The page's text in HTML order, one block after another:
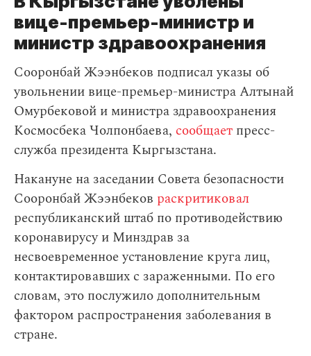
вице-премьер-министр и
министр здравоохранения
Сооронбай Жээнбеков подписал указы об
увольнении вице-премьер-министра Алтынай
Омурбековой и министра здравоохранения
Космосбека Чолпонбаева, сообщает пресс-
служба президента Кыргызстана.
Накануне на заседании Совета безопасности
Сооронбай Жээнбеков раскритиковал
республиканский штаб по противодействию
коронавирусу и Минздрав за
несвоевременное установление круга лиц,
контактировавших с зараженными. По его
словам, это послужило дополнительным
фактором распространения заболевания в
стране.